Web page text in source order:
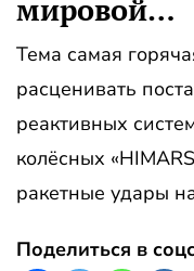
мировой…
Тема самая
расценивать
реактивных
колёсных
ракетные удары
Поделиться в